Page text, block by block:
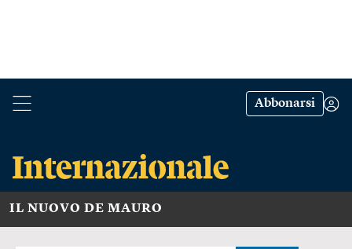
Abbonarsi
IL NUOVO DE MAURO